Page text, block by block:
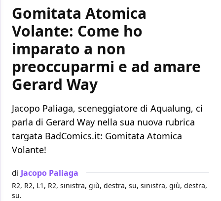
Gomitata Atomica
Volante: Come ho
imparato a non
preoccuparmi e ad amare
Gerard Way
Jacopo Paliaga, sceneggiatore di Aqualung, ci
parla di Gerard Way nella sua nuova rubrica
targata BadComics.it: Gomitata Atomica
Volante!
di Jacopo Paliaga
R2, R2, L1, R2, sinistra, giù, destra, su, sinistra, giù, destra,
su.